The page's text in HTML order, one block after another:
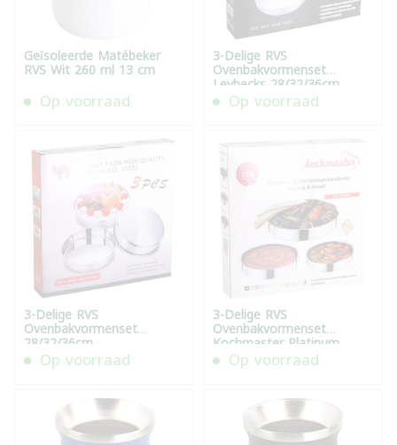
Geïsoleerde Matébeker
RVS Wit 260 ml 13 cm
Op voorraad
3-Delige RVS
Ovenbakvormenset
Leybecks 28/32/36cm
Op voorraad
3-Delige RVS
Ovenbakvormenset
28/32/36cm
Op voorraad
3-Delige RVS
Ovenbakvormenset
Kochmaster Platinum
Op voorraad